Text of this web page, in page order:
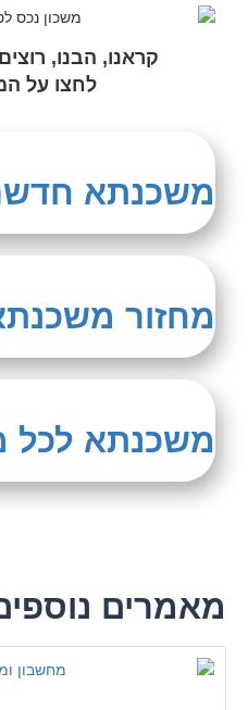
קראנו, הבנו,
לחצו על
משכנתא
מחזור
משכנתא לכל
מאמרים